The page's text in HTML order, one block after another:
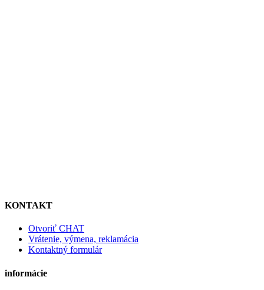
KONTAKT
Otvoriť CHAT
Vrátenie, výmena, reklamácia
Kontaktný formulár
informácie